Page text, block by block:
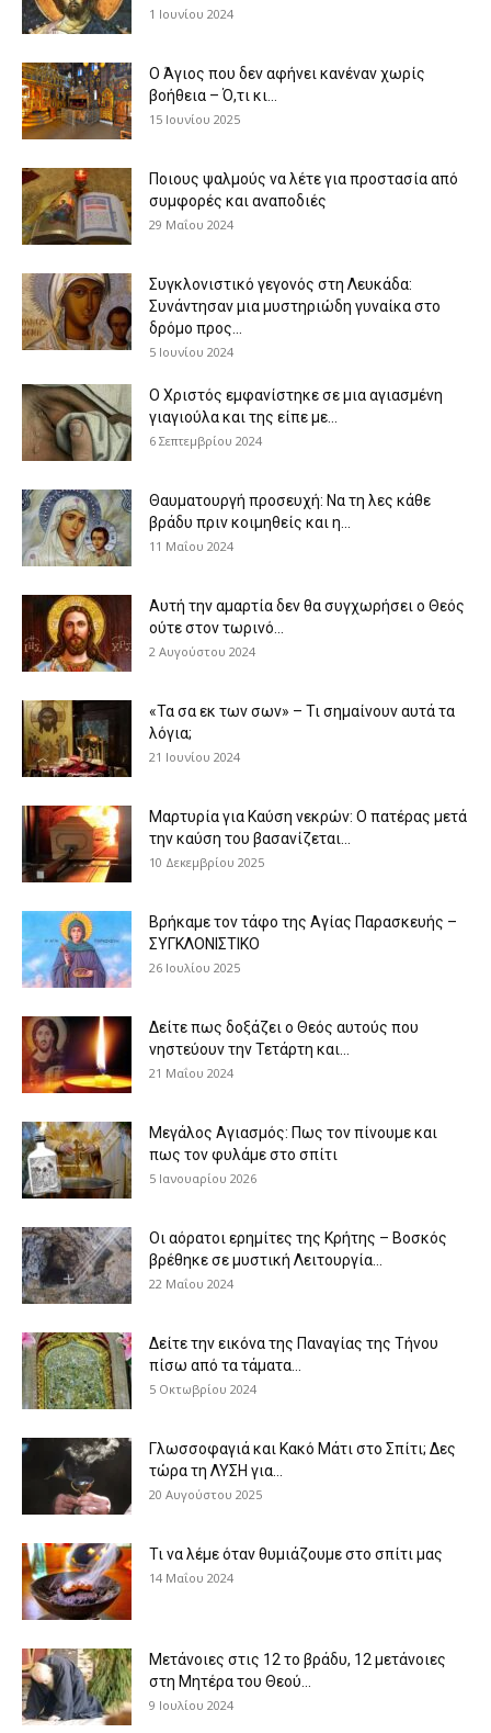
1 Ιουνίου 2024
Ο Άγιος που δεν αφήνει κανέναν χωρίς
βοήθεια – Ό,τι κι...
15 Ιουνίου 2025
Ποιους ψαλμούς να λέτε για προστασία από
συμφορές και αναποδιές
29 Μαΐου 2024
Συγκλονιστικό γεγονός στη Λευκάδα:
Συνάντησαν μια μυστηριώδη γυναίκα στο
δρόμο προς...
5 Ιουνίου 2024
Ο Χριστός εμφανίστηκε σε μια αγιασμένη
γιαγιούλα και της είπε με...
6 Σεπτεμβρίου 2024
Θαυματουργή προσευχή: Να τη λες κάθε
βράδυ πριν κοιμηθείς και η...
11 Μαΐου 2024
Αυτή την αμαρτία δεν θα συγχωρήσει ο Θεός
ούτε στον τωρινό...
2 Αυγούστου 2024
«Τα σα εκ των σων» – Τι σημαίνουν αυτά τα
λόγια;
21 Ιουνίου 2024
Μαρτυρία για Καύση νεκρών: Ο πατέρας μετά
την καύση του βασανίζεται...
10 Δεκεμβρίου 2025
Βρήκαμε τον τάφο της Αγίας Παρασκευής –
ΣΥΓΚΛΟΝΙΣΤΙΚΟ
26 Ιουλίου 2025
Δείτε πως δοξάζει ο Θεός αυτούς που
νηστεύουν την Τετάρτη και...
21 Μαΐου 2024
Μεγάλος Αγιασμός: Πως τον πίνουμε και
πως τον φυλάμε στο σπίτι
5 Ιανουαρίου 2026
Οι αόρατοι ερημίτες της Κρήτης – Βοσκός
βρέθηκε σε μυστική Λειτουργία...
22 Μαΐου 2024
Δείτε την εικόνα της Παναγίας της Τήνου
πίσω από τα τάματα...
5 Οκτωβρίου 2024
Γλωσσοφαγιά και Κακό Μάτι στο Σπίτι; Δες
τώρα τη ΛΥΣΗ για...
20 Αυγούστου 2025
Τι να λέμε όταν θυμιάζουμε στο σπίτι μας
14 Μαΐου 2024
Μετάνοιες στις 12 το βράδυ, 12 μετάνοιες
στη Μητέρα του Θεού...
9 Ιουλίου 2024